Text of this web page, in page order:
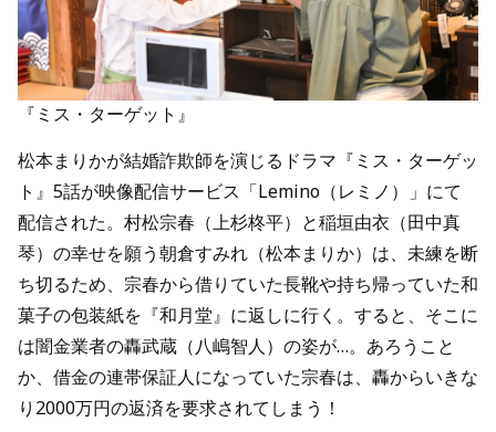
『ミス・ターゲット』
松本まりかが結婚詐欺師を演じるドラマ『ミス・ターゲッ
ト』5話が映像配信サービス「Lemino（レミノ）」にて
配信された。村松宗春（上杉柊平）と稲垣由衣（田中真
琴）の幸せを願う朝倉すみれ（松本まりか）は、未練を断
ち切るため、宗春から借りていた長靴や持ち帰っていた和
菓子の包装紙を『和月堂』に返しに行く。すると、そこに
は闇金業者の轟武蔵（八嶋智人）の姿が…。あろうこと
か、借金の連帯保証人になっていた宗春は、轟からいきな
り2000万円の返済を要求されてしまう！